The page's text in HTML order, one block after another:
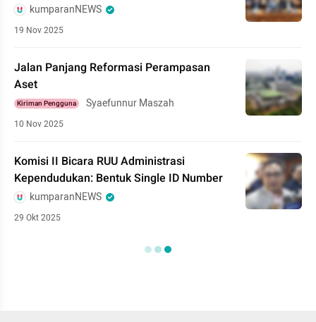
kumparanNEWS
19 Nov 2025
Jalan Panjang Reformasi Perampasan
Aset
Kiriman Pengguna Syaefunnur Maszah
10 Nov 2025
Komisi II Bicara RUU Administrasi
Kependudukan: Bentuk Single ID Number
kumparanNEWS
29 Okt 2025